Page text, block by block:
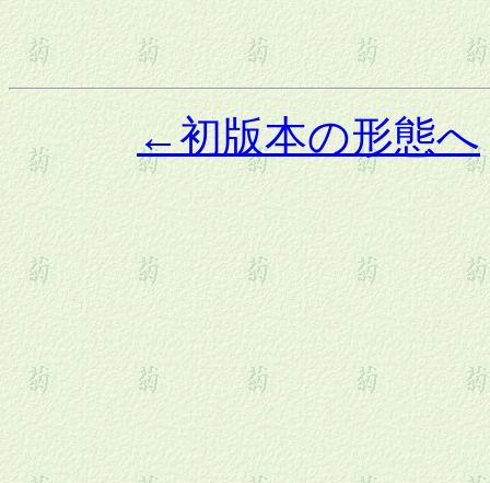
←初版本の形態へ